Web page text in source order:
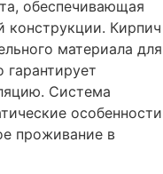
обеспечивающая
конструкции. Кирпич
материала для
гарантирует
Система
особенности
проживание в